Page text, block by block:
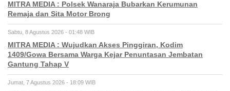
MITRA MEDIA : Polsek Wanaraja Bubarkan Kerumunan
Remaja dan Sita Motor Brong
Sabtu, 8 Agustus 2026 - 01:48 WIB
MITRA MEDIA : Wujudkan Akses Pinggiran, Kodim
1409/Gowa Bersama Warga Kejar Penuntasan Jembatan
Gantung Tahap V
Jumat, 7 Agustus 2026 - 18:09 WIB